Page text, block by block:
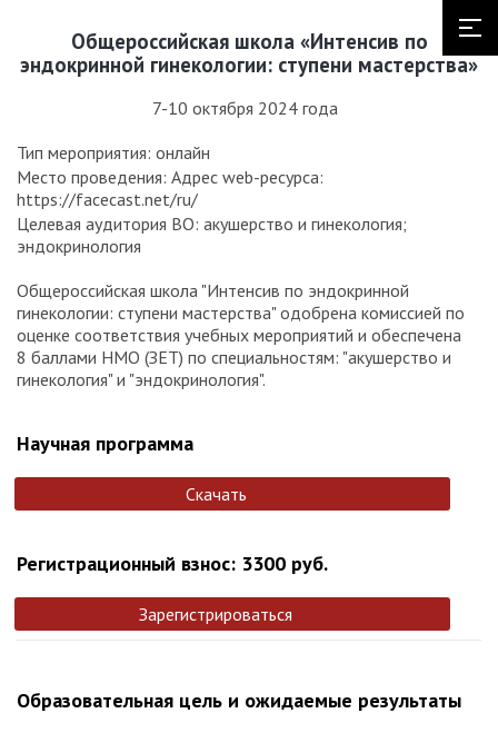
Общероссийская школа «Интенсив по
эндокринной гинекологии: ступени мастерства»
7-10 октября 2024 года
Тип мероприятия: онлайн
Место проведения: Адрес web-ресурса:
https://facecast.net/ru/
Целевая аудитория ВО: акушерство и гинекология;
эндокринология
Общероссийская школа "Интенсив по эндокринной
гинекологии: ступени мастерства" одобрена комиссией по
оценке соответствия учебных мероприятий и обеспечена
8 баллами НМО (ЗЕТ) по специальностям: "акушерство и
гинекология" и "эндокринология".
Научная программа
Скачать
Регистрационный взнос: 3300 руб.
Зарегистрироваться
Образовательная цель и ожидаемые результаты